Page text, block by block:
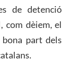
de detenció
com dèiem, el
part dels